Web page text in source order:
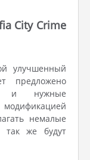
City Crime
улучшенный
предложено
и нужные
немалые
так же будут